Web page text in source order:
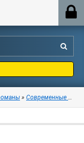
» Современные